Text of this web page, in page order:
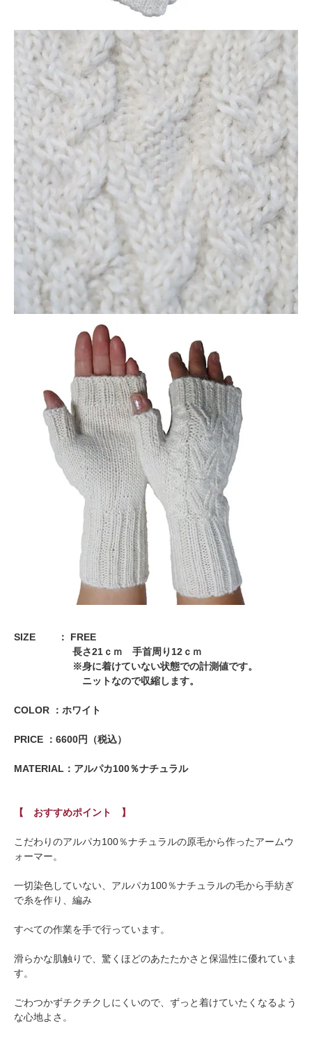
SIZE ： FREE
長さ21ｃｍ 手首周り12ｃｍ
※身に着けていない状態での計測値です。
ニットなので収縮します。
COLOR ：ホワイト
PRICE ：6600円（税込）
MATERIAL：アルパカ100％ナチュラル
【 おすすめポイント 】
こだわりのアルパカ100％ナチュラルの原毛から作ったアームウ
ォーマー。
一切染色していない、アルパカ100％ナチュラルの毛から手紡ぎ
で糸を作り、編み
すべての作業を手で行っています。
滑らかな肌触りで、驚くほどのあたたかさと保温性に優れていま
す。
ごわつかずチクチクしにくいので、ずっと着けていたくなるよう
な心地よさ。